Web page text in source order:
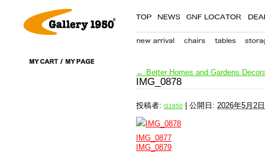
← Better Homes and Gardens
IMG_0878
投稿者: G1950 公開日: 2026年5月2日
IMG_0877
IMG_0879